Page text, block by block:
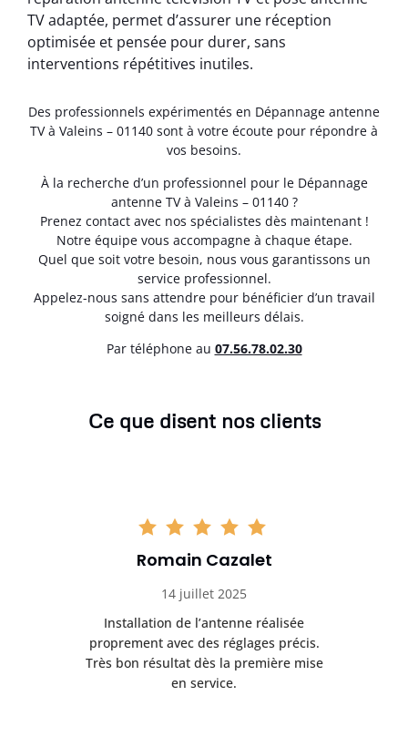
TV adaptée, permet d’assurer une réception
optimisée et pensée pour durer, sans
interventions répétitives inutiles.
Des professionnels expérimentés en Dépannage antenne
TV à Valeins – 01140 sont à votre écoute pour répondre à
vos besoins.
À la recherche d’un professionnel pour le Dépannage
antenne TV à Valeins – 01140 ?
Prenez contact avec nos spécialistes dès maintenant !
Notre équipe vous accompagne à chaque étape.
Quel que soit votre besoin, nous vous garantissons un
service professionnel.
Appelez-nous sans attendre pour bénéficier d’un travail
soigné dans les meilleurs délais.
Par téléphone au 07.56.78.02.30
Ce que disent nos clients
Romain Cazalet
14 juillet 2025
Installation de l’antenne réalisée
proprement avec des réglages précis.
Très bon résultat dès la première mise
en service.